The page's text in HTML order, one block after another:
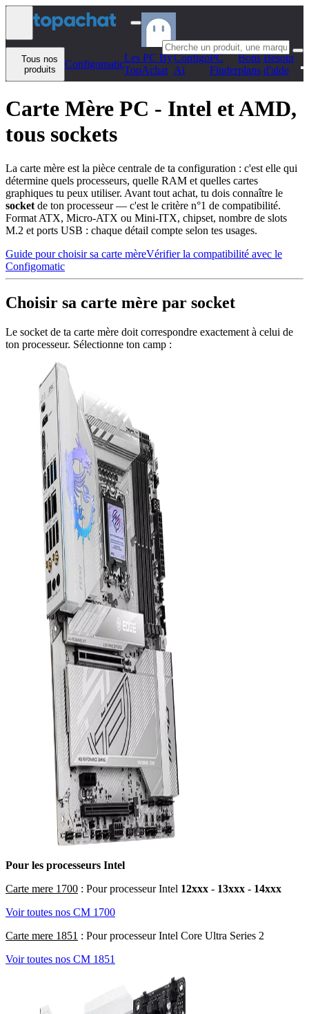
Aller au contenu
Tous nos
produits
Configomatic
Les PC By
TopAchat
Configo
Ai
PC
Finder
Bons
plans
Besoin
d'aide
Carte Mère PC - Intel et AMD,
tous sockets
La carte mère est la pièce centrale de ta configuration : c'est elle qui
détermine quels processeurs, quelle RAM et quelles cartes
graphiques tu peux utiliser. Avant tout achat, tu dois connaître le
socket de ton processeur — c'est le critère n°1 de compatibilité.
Format ATX, Micro-ATX ou Mini-ITX, chipset, nombre de slots
M.2 et ports USB : chaque détail compte selon tes usages.
Guide pour choisir sa carte mèreVérifier la compatibilité avec le
Configomatic
Choisir sa carte mère par socket
Le socket de ta carte mère doit correspondre exactement à celui de
ton processeur. Sélectionne ton camp :
Pour les processeurs Intel
Carte mere 1700 : Pour processeur Intel 12xxx - 13xxx - 14xxx
Voir toutes nos CM 1700
Carte mere 1851 : Pour processeur Intel Core Ultra Series 2
Voir toutes nos CM 1851